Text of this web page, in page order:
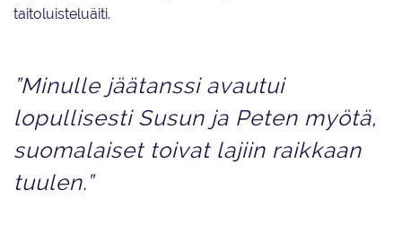
taitoluisteluäiti.
”Minulle jäätanssi avautui
lopullisesti Susun ja Peten myötä,
suomalaiset toivat lajiin raikkaan
tuulen.”